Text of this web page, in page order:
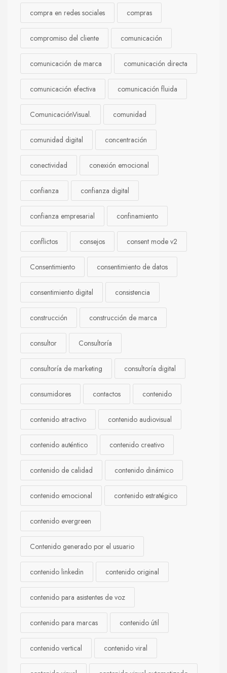
compra en redes sociales compras
compromiso del cliente comunicación
comunicación de marca comunicación directa
comunicación efectiva comunicación fluida
ComunicaciónVisual. comunidad
comunidad digital concentración
conectividad conexión emocional
confianza confianza digital
confianza empresarial confinamiento
conflictos consejos consent mode v2
Consentimiento consentimiento de datos
consentimiento digital consistencia
construcción construcción de marca
consultor Consultoría
consultoría de marketing consultoría digital
consumidores contactos contenido
contenido atractivo contenido audiovisual
contenido auténtico contenido creativo
contenido de calidad contenido dinámico
contenido emocional contenido estratégico
contenido evergreen
Contenido generado por el usuario
contenido linkedin contenido original
contenido para asistentes de voz
contenido para marcas contenido útil
contenido vertical contenido viral